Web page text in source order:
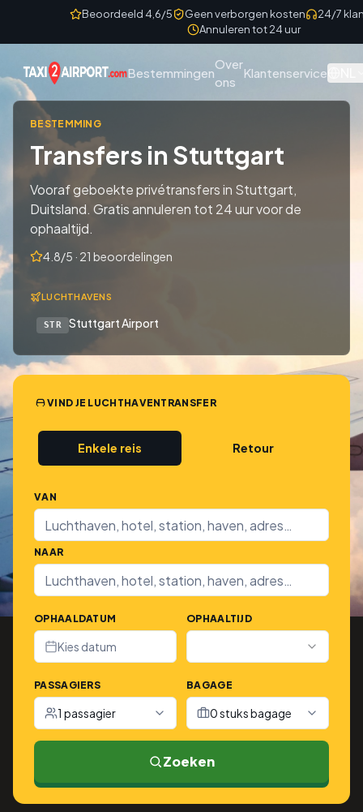
Skip to contentBeoordeeld 4,6/5 Geen verborgen kosten
24/7
Annuleren tot 24 uur
Bestemmingen
Over
ons
Klantenservice
BESTEMMING
Transfers in Stuttgart
Vooraf geboekte privétransfers in Stuttgart,
Duitsland. Gratis annuleren tot 24 uur voor de
ophaaltijd.
4.8/5 · 21 beoordelingen
LUCHTHAVENS
STR Stuttgart Airport
VIND JE LUCHTHAVENTRANSFER
Enkele reis Retour
VAN
NAAR
OPHAALDATUM
Kies datum
OPHAALTIJD
PASSAGIERS
1 passagier
BAGAGE
0 stuks bagage
Zoeken